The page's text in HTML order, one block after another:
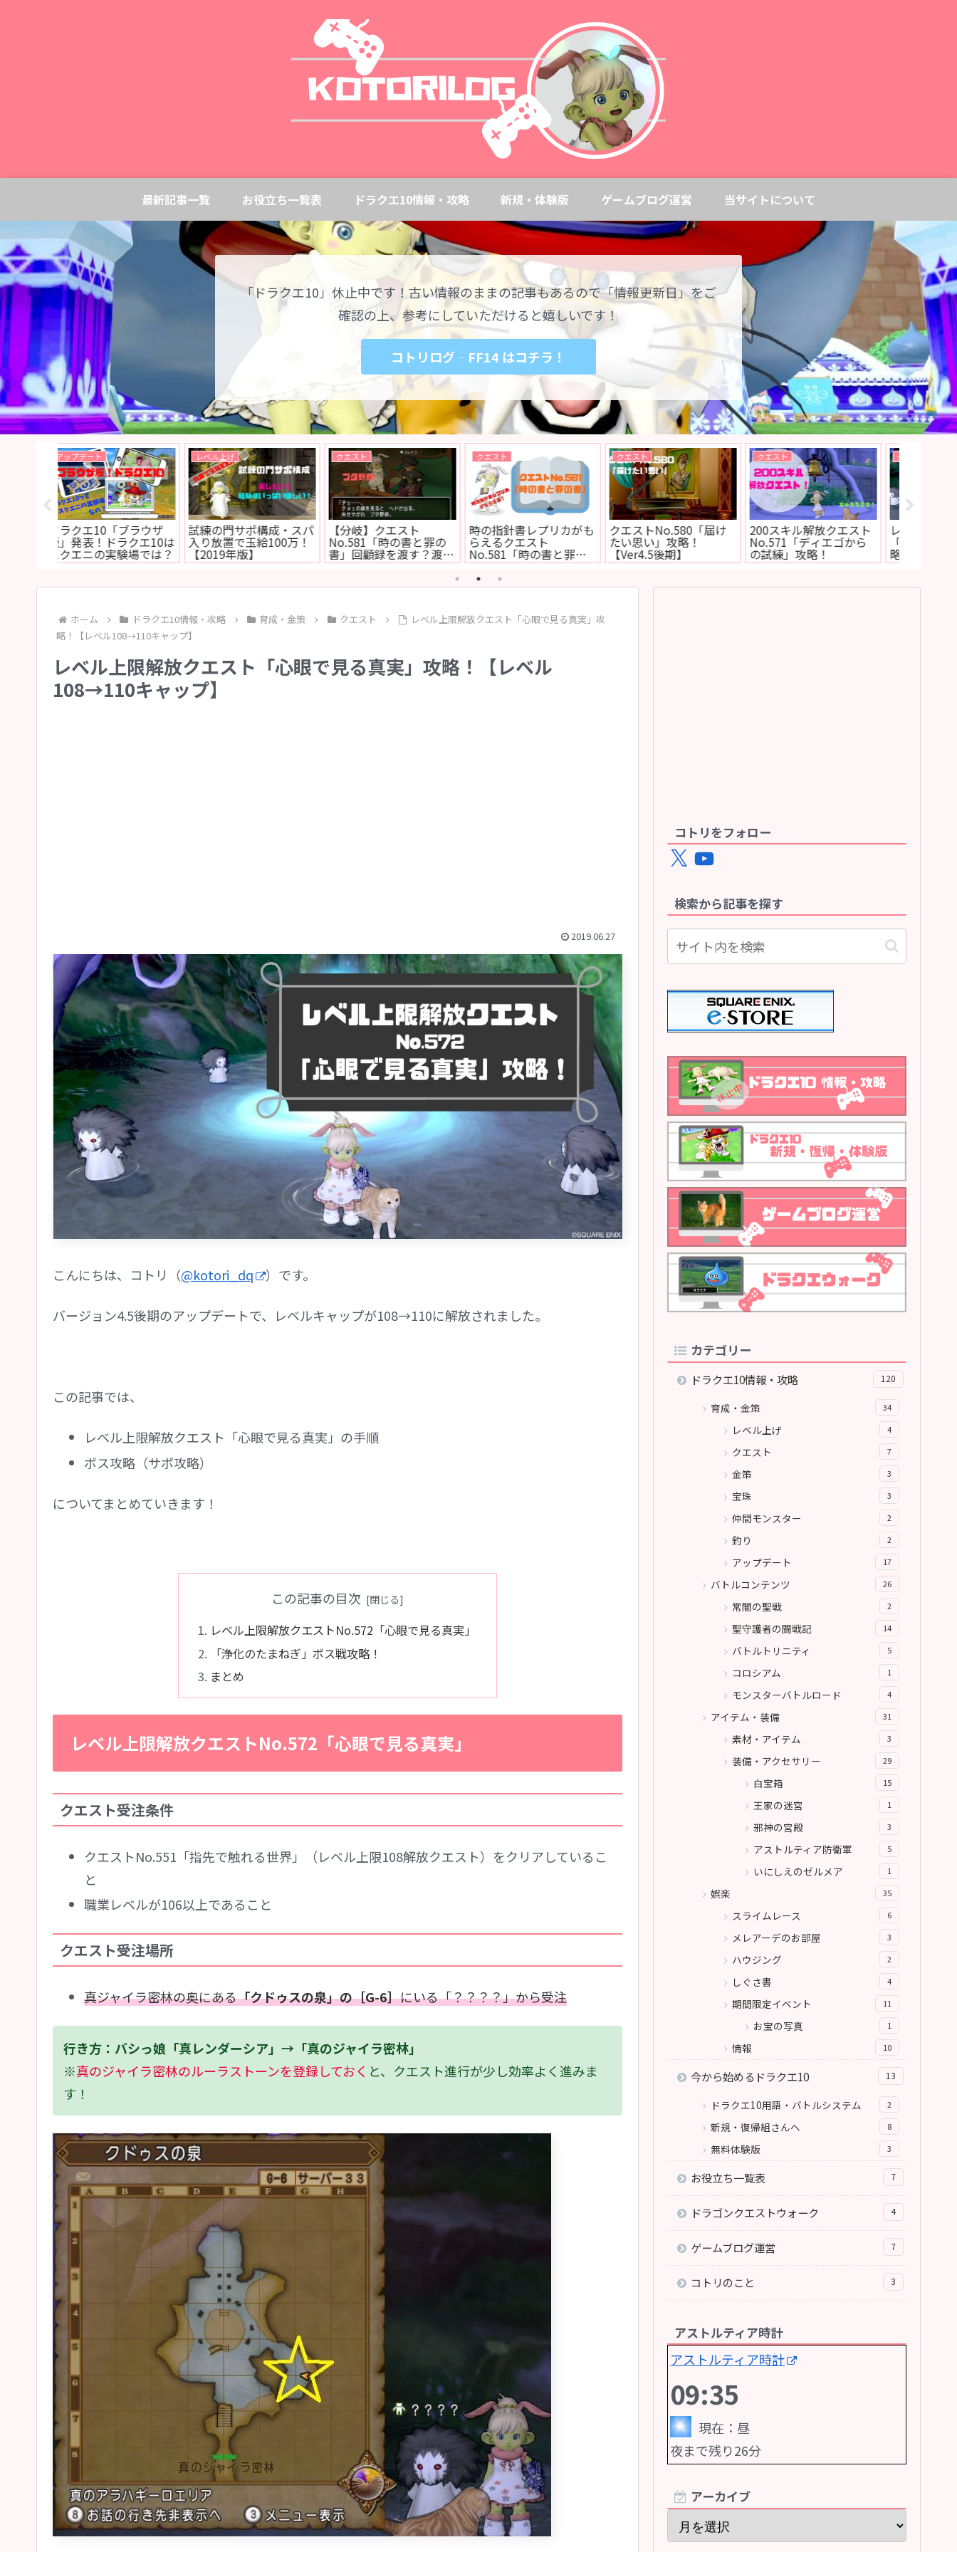
最新記事一覧 お役立ち一覧表 ドラクエ10情報・攻略 新規・体験版 ゲームブログ運営 当サイトについて
「ドラクエ10」休止中です！古い情報のままの記事もあるので「情報更新日」をご
確認の上、参考にしていただけると嬉しいです！
コトリログ‐FF14 はコチラ！
クエスト
レベル上限解放クエスト
「心眼で見る真実」攻
略！【レベル108→110
キャップ】
宝珠
Ver4.5後期に追加された
各武器の新スキル詳細と
強化宝珠の狩場紹介
アップデート
バージョン4.5後期アッ
プデート内容一覧！【ま
とめ】
クエスト
クエストNo.499「あの
人に追いつきたくて」
（所要時間5分）【カメ
さまカプセル】
メレアーデのお部屋
【神コンテンツ】ガニャ
ポンをコンプリート！ネ
コのついてクンの種類や
メダル枚数など
アップデート
【ネタバレあり】バージ
ョン4.5後期に追加され
た新転生モンスターが判
明！
ホーム ドラクエ10情報・攻略 育成・金策 クエスト
レベル上限解放クエスト「心眼で見る真実」攻
略！【レベル108→110キャップ】
レベル上限解放クエスト「心眼で見る真実」攻略！【レベル
108→110キャップ】
2019.06.27
こんにちは、コトリ（@kotori_dq ）です。
バージョン4.5後期のアップデートで、レベルキャップが108→110に解放されました。
この記事では、
レベル上限解放クエスト「心眼で見る真実」の手順
ボス攻略（サポ攻略）
についてまとめていきます！
この記事の目次
レベル上限解放クエストNo.572「心眼で見る真実」
「浄化のたまねぎ」ボス戦攻略！
まとめ
レベル上限解放クエストNo.572「心眼で見る真実」
クエスト受注条件
クエストNo.551「指先で触れる世界」（レベル上限108解放クエスト）をクリアしているこ
と
職業レベルが106以上であること
クエスト受注場所
真ジャイラ密林の奥にある「クドゥスの泉」の［G-6］にいる「？？？？」から受注
行き方：バシっ娘「真レンダーシア」→「真のジャイラ密林」
※真のジャイラ密林のルーラストーンを登録しておく と、クエスト進行が少し効率よく進みま
す！
コトリをフォロー
X YouTube
検索から記事を探す
カテゴリー
ドラクエ10情報・攻略 120
育成・金策 34
レベル上げ 4
クエスト 7
金策 3
宝珠 3
仲間モンスター 2
釣り 2
アップデート 17
バトルコンテンツ 26
常闇の聖戦 2
聖守護者の闘戦記 14
バトルトリニティ 5
コロシアム 1
モンスターバトルロード 4
アイテム・装備 31
素材・アイテム 3
装備・アクセサリー 29
白宝箱 15
王家の迷宮 1
邪神の宮殿 3
アストルティア防衛軍 5
いにしえのゼルメア 1
娯楽 35
スライムレース 6
メレアーデのお部屋 3
ハウジング 2
しぐさ書 4
期間限定イベント 11
お宝の写真 1
情報 10
今から始めるドラクエ10 13
ドラクエ10用語・バトルシステム 2
新規・復帰組さんへ 8
無料体験版 3
お役立ち一覧表 7
ドラゴンクエストウォーク 4
ゲームブログ運営 7
コトリのこと 3
アストルティア時計
アストルティア時計
09:36
現在： 昼
夜まで残り26分
アーカイブ